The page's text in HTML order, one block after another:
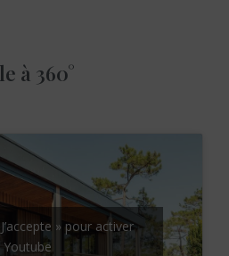
à 360°
» pour activer
Youtube